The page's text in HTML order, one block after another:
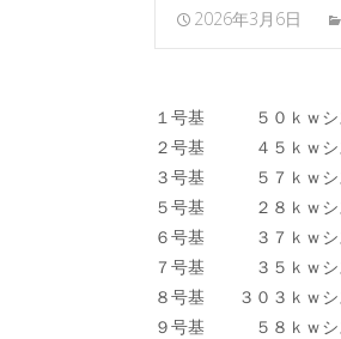
2026年3月6日
１号基 ５０ｋｗシ
２号基 ４５ｋｗシ
３号基 ５７ｋｗシ
５号基 ２８ｋｗ
６号基 ３７ｋｗシ
７号基 ３５ｋｗシ
８号基 ３０３ｋｗ
９号基 ５８ｋｗシ